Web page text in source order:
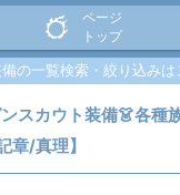
ページ
トップ
備の一覧検索・絞り込みは
ンスカウト装備👗各種
章/真理】